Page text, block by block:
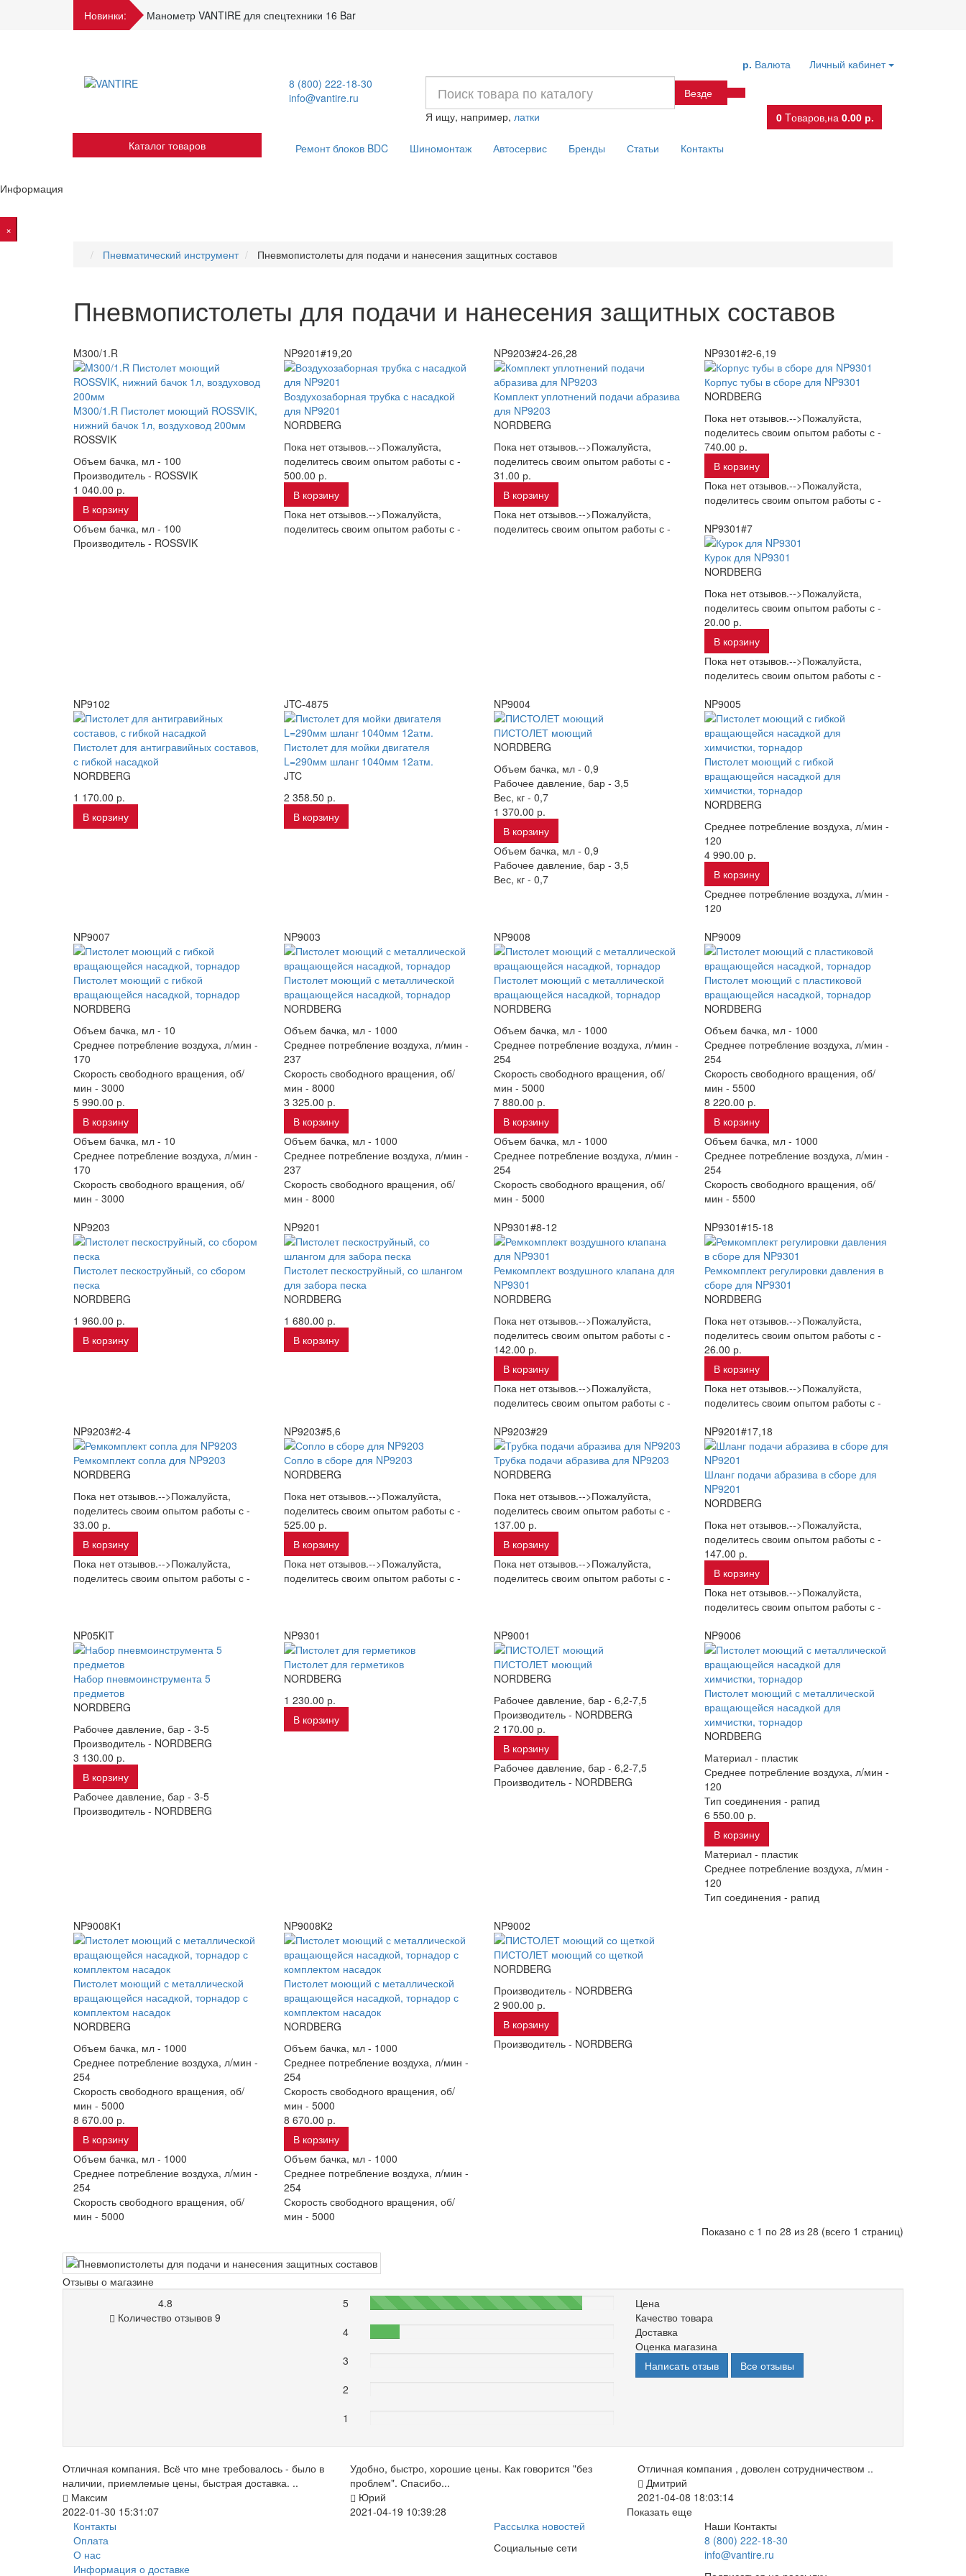
Новинки: Манометр VANTIRE для спецтехники 16 Bar
Личный кабинет
р. Валюта
8 (800) 222-18-30
info@vantire.ru
Везде
Я ищу, например, латки 0 Tоваров,на 0.00 р.
Каталог товаров
Ремонт блоков BDC Шиномонтаж Автосервис Бренды Статьи Контакты
Информация
×
Пневматический инструмент
Пневмопистолеты для подачи и нанесения защитных составов
Пневмопистолеты для подачи и нанесения защитных составов
M300/1.R
M300/1.R Пистолет моющий ROSSVIK,
нижний бачок 1л, воздуховод 200мм
ROSSVIK
Объем бачка, мл - 100
Производитель - ROSSVIK
1 040.00 р.
В корзину
Объем бачка, мл - 100
Производитель - ROSSVIK
NP9201#19,20
Воздухозаборная трубка с насадкой
для NP9201
NORDBERG
Пока нет отзывов.-->Пожалуйста,
поделитесь своим опытом работы с -
500.00 р.
В корзину
Пока нет отзывов.-->Пожалуйста,
поделитесь своим опытом работы с -
NP9203#24-26,28
Комплект уплотнений подачи абразива
для NP9203
NORDBERG
Пока нет отзывов.-->Пожалуйста,
поделитесь своим опытом работы с -
31.00 р.
В корзину
Пока нет отзывов.-->Пожалуйста,
поделитесь своим опытом работы с -
NP9301#2-6,19
Корпус тубы в сборе для NP9301
NORDBERG
Пока нет отзывов.-->Пожалуйста,
поделитесь своим опытом работы с -
740.00 р.
В корзину
Пока нет отзывов.-->Пожалуйста,
поделитесь своим опытом работы с -
NP9301#7
Курок для NP9301
NORDBERG
Пока нет отзывов.-->Пожалуйста,
поделитесь своим опытом работы с -
20.00 р.
В корзину
Пока нет отзывов.-->Пожалуйста,
поделитесь своим опытом работы с -
NP9102
Пистолет для антигравийных составов,
с гибкой насадкой
NORDBERG
1 170.00 р.
В корзину
JTC-4875
Пистолет для мойки двигателя
L=290мм шланг 1040мм 12атм.
JTC
2 358.50 р.
В корзину
NP9004
ПИСТОЛЕТ моющий
NORDBERG
Объем бачка, мл - 0,9
Рабочее давление, бар - 3,5
Вес, кг - 0,7
1 370.00 р.
В корзину
Объем бачка, мл - 0,9
Рабочее давление, бар - 3,5
Вес, кг - 0,7
NP9005
Пистолет моющий с гибкой
вращающейся насадкой для
химчистки, торнадор
NORDBERG
Среднее потребление воздуха, л/мин -
120
4 990.00 р.
В корзину
Среднее потребление воздуха, л/мин -
120
NP9007
Пистолет моющий с гибкой
вращающейся насадкой, торнадор
NORDBERG
Объем бачка, мл - 10
Среднее потребление воздуха, л/мин -
170
Скорость свободного вращения, об/
мин - 3000
5 990.00 р.
В корзину
Объем бачка, мл - 10
Среднее потребление воздуха, л/мин -
170
Скорость свободного вращения, об/
мин - 3000
NP9003
Пистолет моющий с металлической
вращающейся насадкой, торнадор
NORDBERG
Объем бачка, мл - 1000
Среднее потребление воздуха, л/мин -
237
Скорость свободного вращения, об/
мин - 8000
3 325.00 р.
В корзину
Объем бачка, мл - 1000
Среднее потребление воздуха, л/мин -
237
Скорость свободного вращения, об/
мин - 8000
NP9008
Пистолет моющий с металлической
вращающейся насадкой, торнадор
NORDBERG
Объем бачка, мл - 1000
Среднее потребление воздуха, л/мин -
254
Скорость свободного вращения, об/
мин - 5000
7 880.00 р.
В корзину
Объем бачка, мл - 1000
Среднее потребление воздуха, л/мин -
254
Скорость свободного вращения, об/
мин - 5000
NP9009
Пистолет моющий с пластиковой
вращающейся насадкой, торнадор
NORDBERG
Объем бачка, мл - 1000
Среднее потребление воздуха, л/мин -
254
Скорость свободного вращения, об/
мин - 5500
8 220.00 р.
В корзину
Объем бачка, мл - 1000
Среднее потребление воздуха, л/мин -
254
Скорость свободного вращения, об/
мин - 5500
NP9203
Пистолет пескоструйный, со сбором
песка
NORDBERG
1 960.00 р.
В корзину
NP9201
Пистолет пескоструйный, со шлангом
для забора песка
NORDBERG
1 680.00 р.
В корзину
NP9301#8-12
Ремкомплект воздушного клапана для
NP9301
NORDBERG
Пока нет отзывов.-->Пожалуйста,
поделитесь своим опытом работы с -
142.00 р.
В корзину
Пока нет отзывов.-->Пожалуйста,
поделитесь своим опытом работы с -
NP9301#15-18
Ремкомплект регулировки давления в
сборе для NP9301
NORDBERG
Пока нет отзывов.-->Пожалуйста,
поделитесь своим опытом работы с -
26.00 р.
В корзину
Пока нет отзывов.-->Пожалуйста,
поделитесь своим опытом работы с -
NP9203#2-4
Ремкомплект сопла для NP9203
NORDBERG
Пока нет отзывов.-->Пожалуйста,
поделитесь своим опытом работы с -
33.00 р.
В корзину
Пока нет отзывов.-->Пожалуйста,
поделитесь своим опытом работы с -
NP9203#5,6
Сопло в сборе для NP9203
NORDBERG
Пока нет отзывов.-->Пожалуйста,
поделитесь своим опытом работы с -
525.00 р.
В корзину
Пока нет отзывов.-->Пожалуйста,
поделитесь своим опытом работы с -
NP9203#29
Трубка подачи абразива для NP9203
NORDBERG
Пока нет отзывов.-->Пожалуйста,
поделитесь своим опытом работы с -
137.00 р.
В корзину
Пока нет отзывов.-->Пожалуйста,
поделитесь своим опытом работы с -
NP9201#17,18
Шланг подачи абразива в сборе для
NP9201
NORDBERG
Пока нет отзывов.-->Пожалуйста,
поделитесь своим опытом работы с -
147.00 р.
В корзину
Пока нет отзывов.-->Пожалуйста,
поделитесь своим опытом работы с -
NP05KIT
Набор пневмоинструмента 5
предметов
NORDBERG
Рабочее давление, бар - 3-5
Производитель - NORDBERG
3 130.00 р.
В корзину
Рабочее давление, бар - 3-5
Производитель - NORDBERG
NP9301
Пистолет для герметиков
NORDBERG
1 230.00 р.
В корзину
NP9001
ПИСТОЛЕТ моющий
NORDBERG
Рабочее давление, бар - 6,2-7,5
Производитель - NORDBERG
2 170.00 р.
В корзину
Рабочее давление, бар - 6,2-7,5
Производитель - NORDBERG
NP9006
Пистолет моющий с металлической
вращающейся насадкой для
химчистки, торнадор
NORDBERG
Материал - пластик
Среднее потребление воздуха, л/мин -
120
Тип соединения - рапид
6 550.00 р.
В корзину
Материал - пластик
Среднее потребление воздуха, л/мин -
120
Тип соединения - рапид
NP9008K1
Пистолет моющий с металлической
вращающейся насадкой, торнадор с
комплектом насадок
NORDBERG
Объем бачка, мл - 1000
Среднее потребление воздуха, л/мин -
254
Скорость свободного вращения, об/
мин - 5000
8 670.00 р.
В корзину
Объем бачка, мл - 1000
Среднее потребление воздуха, л/мин -
254
Скорость свободного вращения, об/
мин - 5000
NP9008K2
Пистолет моющий с металлической
вращающейся насадкой, торнадор с
комплектом насадок
NORDBERG
Объем бачка, мл - 1000
Среднее потребление воздуха, л/мин -
254
Скорость свободного вращения, об/
мин - 5000
8 670.00 р.
В корзину
Объем бачка, мл - 1000
Среднее потребление воздуха, л/мин -
254
Скорость свободного вращения, об/
мин - 5000
NP9002
ПИСТОЛЕТ моющий со щеткой
NORDBERG
Производитель - NORDBERG
2 900.00 р.
В корзину
Производитель - NORDBERG
Показано с 1 по 28 из 28 (всего 1 страниц)
Отзывы о магазине
4.8
Количество отзывов 9
5 87%
4
3
2
1
Цена
Качество товара
Доставка
Оценка магазина
Написать отзыв
Все отзывы
Отличная компания. Всё что мне требовалось - было в
наличии, приемлемые цены, быстрая доставка. ..
Максим
2022-01-30 15:31:07
Удобно, быстро, хорошие цены. Как говорится "без
проблем". Спасибо...
Юрий
2021-04-19 10:39:28
Отличная компания , доволен сотрудничеством ..
Дмитрий
2021-04-08 18:03:14
Показать еще
Контакты
Оплата
О нас
Информация о доставке
Рассылка новостей
Социальные сети
Наши Контакты
8 (800) 222-18-30
info@vantire.ru